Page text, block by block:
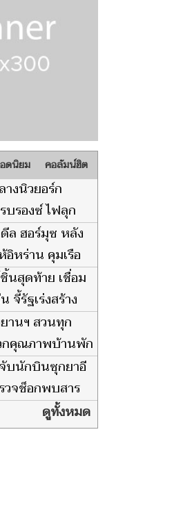
ดนิยม คอลัมน์ฮิต
างนิวยอร์ก
บรองซ์ ไฟลุก
ราย เจ็บอื้อ
ล ฮอร์มุซ หลัง
หร่าน คุมเรือ
ยนสุดท้าย เชื่อม
จี้รัฐเร่งสร้าง
งใหม่ สกัด
านฯ สวนทุก
กคุณภาพบ้านพัก
งชัด สิมิลันไม่ให้
ว
บนักบินซุกยาอี
จช็อกพบสาร
ดูทั้งหมด